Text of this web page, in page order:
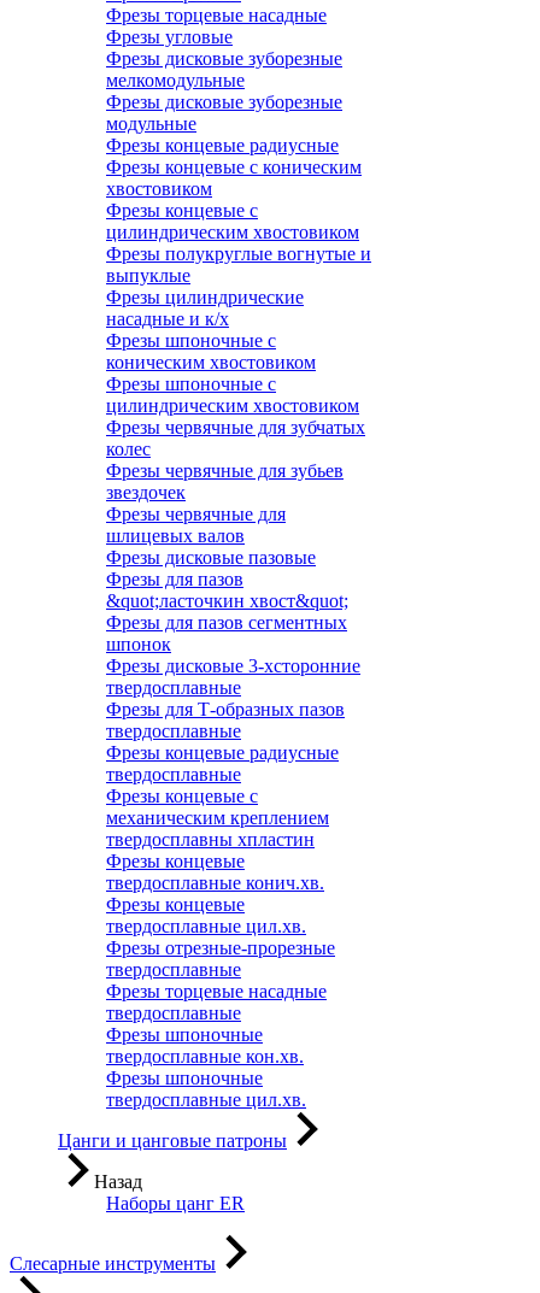
Фрезы торцевые насадные
Фрезы угловые
Фрезы дисковые зуборезные
мелкомодульные
Фрезы дисковые зуборезные
модульные
Фрезы концевые радиусные
Фрезы концевые с коническим
хвостовиком
Фрезы концевые с
цилиндрическим хвостовиком
Фрезы полукруглые вогнутые и
выпуклые
Фрезы цилиндрические
насадные и к/х
Фрезы шпоночные с
коническим хвостовиком
Фрезы шпоночные с
цилиндрическим хвостовиком
Фрезы червячные для зубчатых
колес
Фрезы червячные для зубьев
звездочек
Фрезы червячные для
шлицевых валов
Фрезы дисковые пазовые
Фрезы для пазов
&quot;ласточкин хвост&quot;
Фрезы для пазов сегментных
шпонок
Фрезы дисковые 3-хсторонние
твердосплавные
Фрезы для Т-образных пазов
твердосплавные
Фрезы концевые радиусные
твердосплавные
Фрезы концевые с
механическим креплением
твердосплавны хпластин
Фрезы концевые
твердосплавные конич.хв.
Фрезы концевые
твердосплавные цил.хв.
Фрезы отрезные-прорезные
твердосплавные
Фрезы торцевые насадные
твердосплавные
Фрезы шпоночные
твердосплавные кон.хв.
Фрезы шпоночные
твердосплавные цил.хв.
Цанги и цанговые патроны
Назад
Наборы цанг ER
Слесарные инструменты